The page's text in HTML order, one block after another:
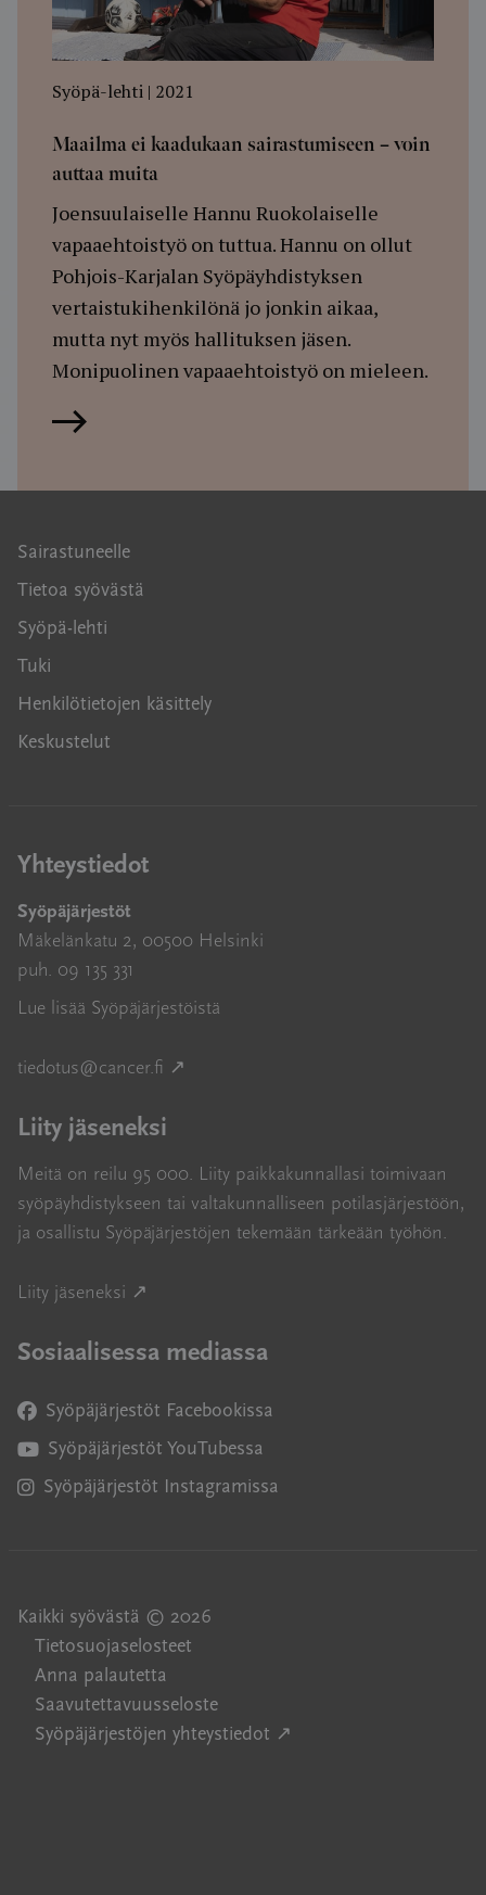
Syöpä-lehti | 2021
Maailma ei kaadukaan sairastumiseen – voin
auttaa muita
Joensuulaiselle Hannu Ruokolaiselle
vapaaehtoistyö on tuttua. Hannu on ollut
Pohjois-Karjalan Syöpäyhdistyksen
vertaistukihenkilönä jo jonkin aikaa,
mutta nyt myös hallituksen jäsen.
Monipuolinen vapaaehtoistyö on mieleen.
Lue artikkeli
Sairastuneelle
Tietoa syövästä
Syöpä-lehti
Tuki
Henkilötietojen käsittely
Keskustelut
Yhteystiedot
Syöpäjärjestöt
Mäkelänkatu 2, 00500 Helsinki
puh. 09 135 331
Lue lisää Syöpäjärjestöistä
tiedotus@cancer.fi ↗
Liity jäseneksi
Meitä on reilu 95 000. Liity paikkakunnallasi toimivaan
syöpäyhdistykseen tai valtakunnalliseen potilasjärjestöön,
ja osallistu Syöpäjärjestöjen tekemään tärkeään työhön.
Liity jäseneksi ↗
Sosiaalisessa mediassa
Syöpäjärjestöt Facebookissa
Avautuu uuteen ikkunaan
Syöpäjärjestöt YouTubessa
Avautuu uuteen ikkunaan
Syöpäjärjestöt Instagramissa
Avautuu uuteen ikkunaan
Kaikki syövästä © 2026
Tietosuojaselosteet
Anna palautetta
Saavutettavuusseloste
Syöpäjärjestöjen yhteystiedot ↗